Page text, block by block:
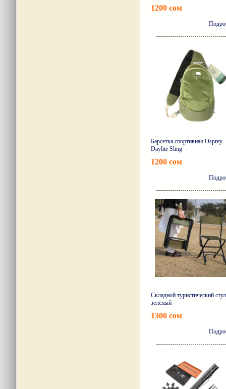
1200 сом
Барсетка спортивная Osprey
Daylite Sling
1200 сом
Складной туристический
зелёный
1300 сом